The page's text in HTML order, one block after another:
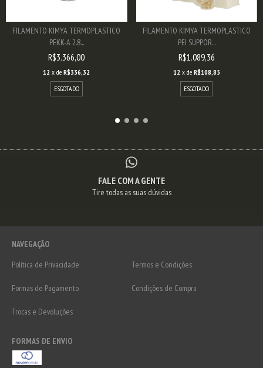
FILAMENTO KIMYA TERMOPLASTICO
PEKK-A 2.8...
R$3.366,00
12 x deR$336,32
ESGOTADO
FILAMENTO KIMYA TERMOPLASTICO
PEI SUPPOR...
R$1.089,36
12 x de R$108,85
ESGOTADO
FALE COM A GENTE
Tire todas as suas dúvidas
NAVEGAÇÃO
Política de Privacidade
Termos e Condições
Formas de Pagamento Condições de Compra
Trocas e Devoluções
FORMAS DE ENVIO